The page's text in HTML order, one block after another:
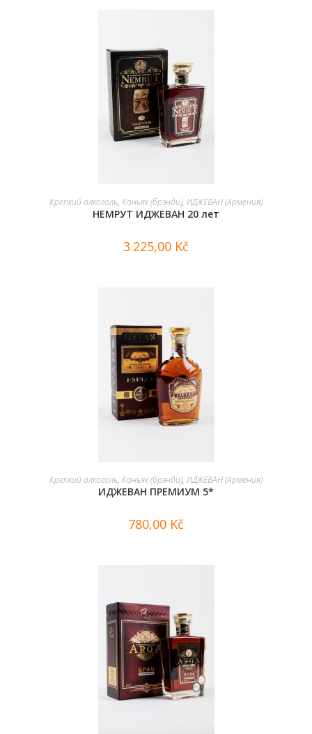
В КОРЗИНУ
Крепкий алкоголь, Коньяк (брэнди), ИДЖЕВАН (Армения)
НЕМРУТ ИДЖЕВАН 20 лет
3.225,00 Kč
В КОРЗИНУ
Крепкий алкоголь, Коньяк (брэнди), ИДЖЕВАН (Армения)
ИДЖЕВАН ПРЕМИУМ 5*
780,00 Kč